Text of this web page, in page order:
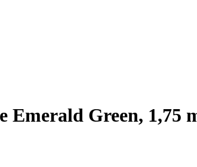
Green, 1,75